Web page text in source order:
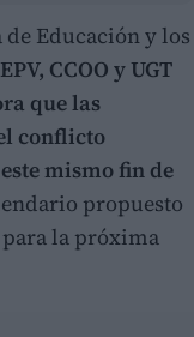
Educación y los
CCOO y UGT
que las
conflicto
mismo fin de
propuesto
la próxima